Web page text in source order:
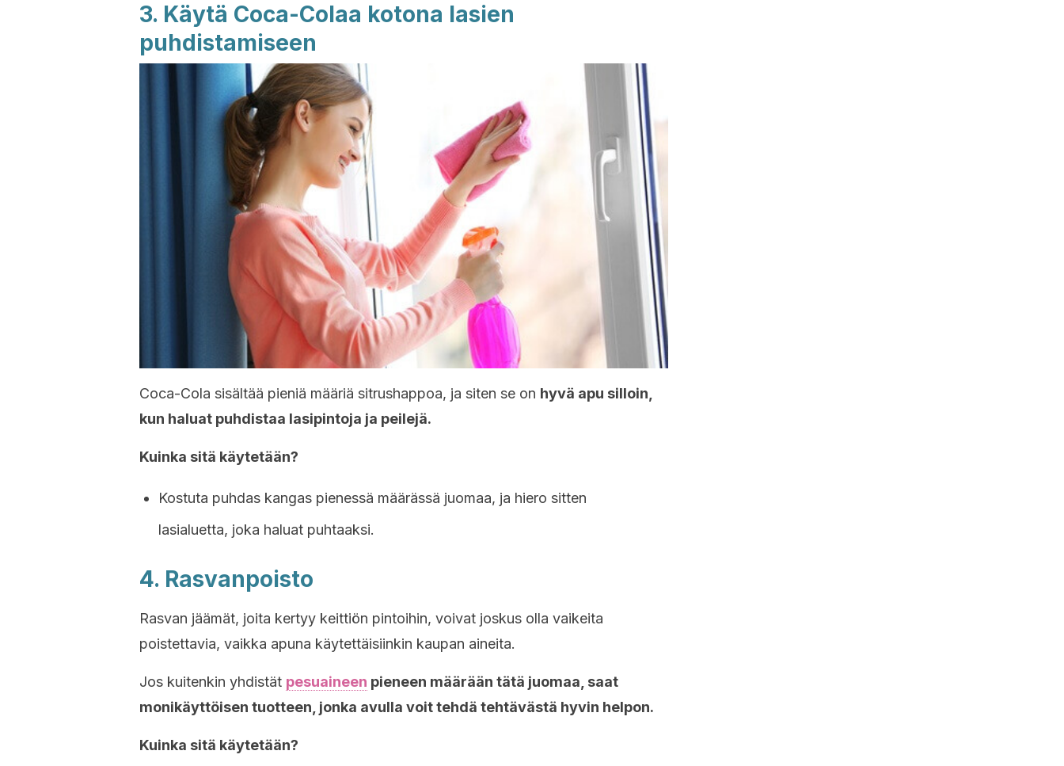
3. Käytä Coca-Colaa kotona lasien
puhdistamiseen
Coca-Cola sisältää pieniä määriä sitrushappoa, ja siten se on hyvä apu silloin,
kun haluat puhdistaa lasipintoja ja peilejä.
Kuinka sitä käytetään?
Kostuta puhdas kangas pienessä määrässä juomaa, ja hiero sitten
lasialuetta, joka haluat puhtaaksi.
4. Rasvanpoisto
Rasvan jäämät, joita kertyy keittiön pintoihin, voivat joskus olla vaikeita
poistettavia, vaikka apuna käytettäisiinkin kaupan aineita.
Jos kuitenkin yhdistät pesuaineen pieneen määrään tätä juomaa, saat
monikäyttöisen tuotteen, jonka avulla voit tehdä tehtävästä hyvin helpon.
Kuinka sitä käytetään?